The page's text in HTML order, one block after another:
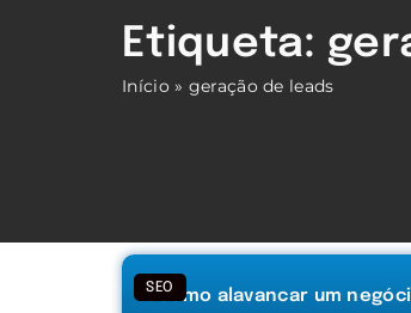
Etiqueta:
Início » geração de leads
SEOComo alavancar um